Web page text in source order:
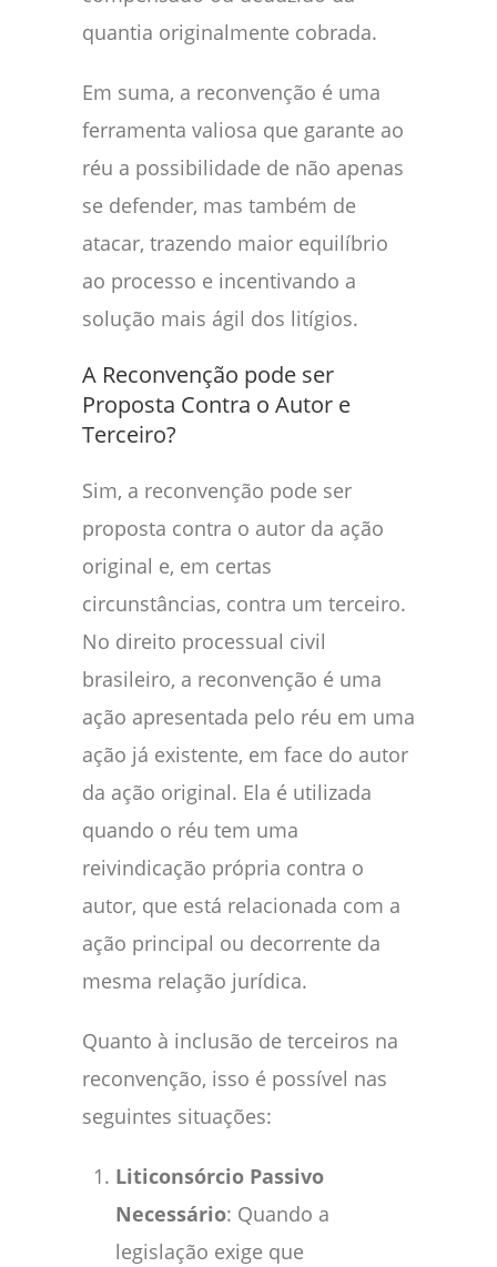
quantia originalmente cobrada.
Em suma, a reconvenção é uma
ferramenta valiosa que garante ao
réu a possibilidade de não apenas
se defender, mas também de
atacar, trazendo maior equilíbrio
ao processo e incentivando a
solução mais ágil dos litígios.
A Reconvenção pode ser
Proposta Contra o Autor e
Terceiro?
Sim, a reconvenção pode ser
proposta contra o autor da ação
original e, em certas
circunstâncias, contra um terceiro.
No direito processual civil
brasileiro, a reconvenção é uma
ação apresentada pelo réu em uma
ação já existente, em face do autor
da ação original. Ela é utilizada
quando o réu tem uma
reivindicação própria contra o
autor, que está relacionada com a
ação principal ou decorrente da
mesma relação jurídica.
Quanto à inclusão de terceiros na
reconvenção, isso é possível nas
seguintes situações:
Liticonsórcio Passivo
Necessário: Quando a
legislação exige que